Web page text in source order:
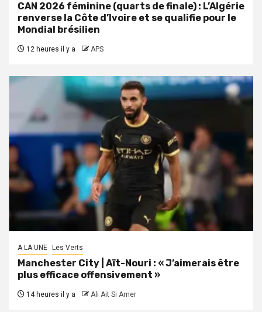
CAN 2026 féminine (quarts de finale) : L’Algérie
renverse la Côte d’Ivoire et se qualifie pour le
Mondial brésilien
12 heures il y a APS
A LA UNE Les Verts
Manchester City | Aït-Nouri : « J’aimerais être
plus efficace offensivement »
14 heures il y a Ali Ait Si Amer